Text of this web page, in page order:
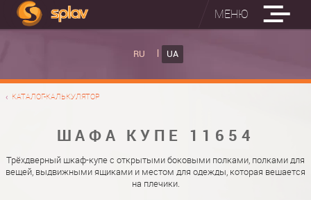
МЕНЮ
RU UA
КАТАЛОГ-КАЛЬКУЛЯТОР
ШАФА КУПЕ 11654
Трёхдверный шкаф-купе с открытыми боковыми полками, полками для
вещей, выдвижными ящиками и местом для одежды, которая вешается
на плечики.
ВБУДОВАНІ ПРАСУВАЛЬНІ ДОШКИ
НАСТІННА ПРАСУВАЛЬНА ДОШКА "РУСАЛКА"
ФОТО ШАФ КУПЕ
МАТЕРІАЛИ
ФУРНІТУРА
КАТАЛОГИ ДВЕРЕЙ
ПРО НАС